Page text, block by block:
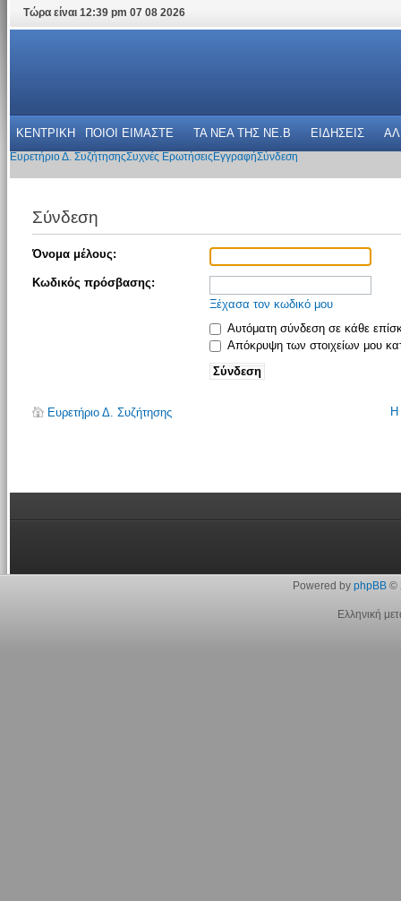
Τώρα είναι 12:39 pm 07 08 2026
ΚΕΝΤΡΙΚΗ ΠΟΙΟΙ ΕΙΜΑΣΤΕ ΤΑ ΝΕΑ THΣ NE.B ΕΙΔΗΣΕΙΣ
Ευρετήριο Δ. ΣυζήτησηςΣυχνές Ερωτήσεις ΕγγραφήΣύνδεση
Σύνδεση
Όνομα μέλους:
Κωδικός πρόσβασης:
Ξέχασα τον κωδικό μου
Αυτόματη σύνδεση σε κάθε
Απόκρυψη των στοιχείων μου
Ευρετήριο Δ. Συζήτησης Η
Powered by phpBB©
Ελληνική